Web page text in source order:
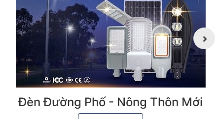
Đèn Đường Phố - Nông Thôn Mới